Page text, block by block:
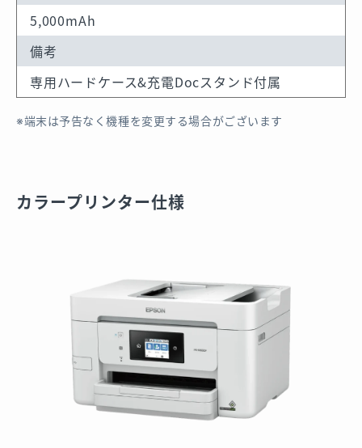
5,000mAh
備考
専用ハードケース&充電Docスタンド付属
端末は予告なく機種を変更する場合がございます
カラープリンター仕様